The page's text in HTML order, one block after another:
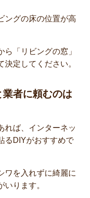
ングの床の位置が高
「リビングの窓」
定してください。
者に頼むのは
れば、インターネッ
るDIYがおすすめで
ワを入れずに綺麗に
ります。